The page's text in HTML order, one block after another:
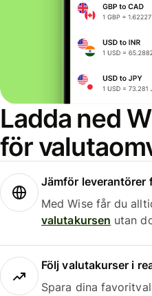
Ladda ned
för
Jämför leverantörer
Med Wise får du
valutakursen utan
Följ valutakurser i
Spara dina